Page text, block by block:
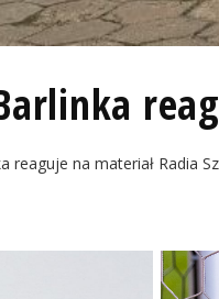
reaguje na materiał